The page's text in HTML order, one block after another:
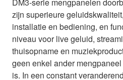
zijn superieure
installatie en bediening, en
niveau voor live geluid,
thuisopname en
geen enkel ander
is. In een constant